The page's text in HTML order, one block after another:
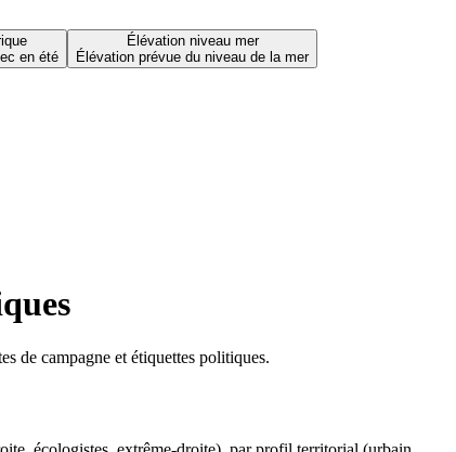
en été
Élévation niveau mer
Élévation prévue du niveau de la mer
de campagne et étiquettes politiques.